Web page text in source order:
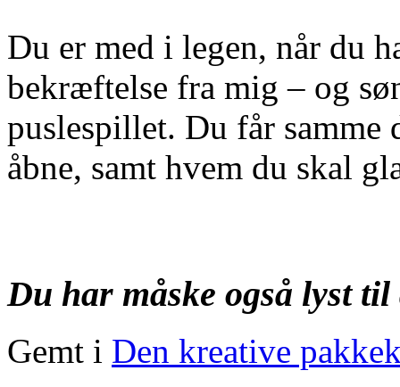
Du er med i legen, når du
bekræftelse fra mig – og
puslespillet. Du får samme
åbne, samt hvem du skal
Du har måske også lyst
Gemt i Den kreative